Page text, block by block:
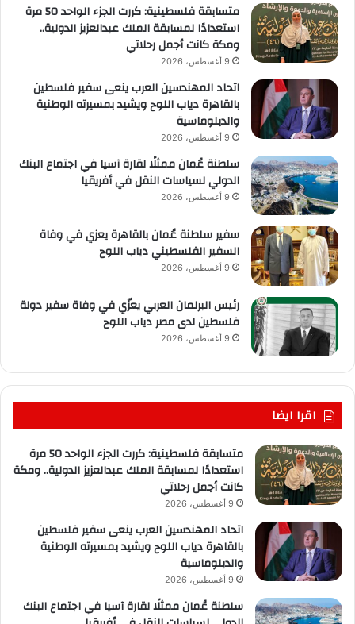
متسابقة فلسطينية: كررت الجزء الواحد 50 مرة
استعدادًا لمسابقة الملك عبدالعزيز الدولية..
ومكة كانت أجمل رحلاتي
9 أغسطس، 2026
اتحاد المهندسين العرب ينعى سفير فلسطين
بالقاهرة دياب اللوح ويشيد بمسيرته الوطنية
والدبلوماسية
9 أغسطس، 2026
سلطنة عُمان ممثلًا لقارة آسيا في اجتماع البنك
الدولي لسياسات النقل في أفريقيا
9 أغسطس، 2026
سفير سلطنة عُمان بالقاهرة يعزي في وفاة
السفير الفلسطيني دياب اللوح
9 أغسطس، 2026
رئيس البرلمان العربي يعزّي في وفاة سفير دولة
فلسطين لدى مصر دياب اللوح
9 أغسطس، 2026
اقرا ايضا
متسابقة فلسطينية: كررت الجزء الواحد 50 مرة
استعدادًا لمسابقة الملك عبدالعزيز الدولية.. ومكة
كانت أجمل رحلاتي
9 أغسطس، 2026
اتحاد المهندسين العرب ينعى سفير فلسطين
بالقاهرة دياب اللوح ويشيد بمسيرته الوطنية
والدبلوماسية
9 أغسطس، 2026
سلطنة عُمان ممثلًا لقارة آسيا في اجتماع البنك